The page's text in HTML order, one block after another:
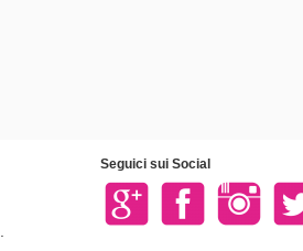
Seguici sui Social